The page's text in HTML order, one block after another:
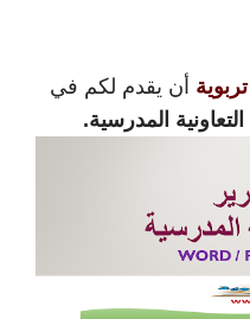
أن يقدم لكم في
المدرسية.